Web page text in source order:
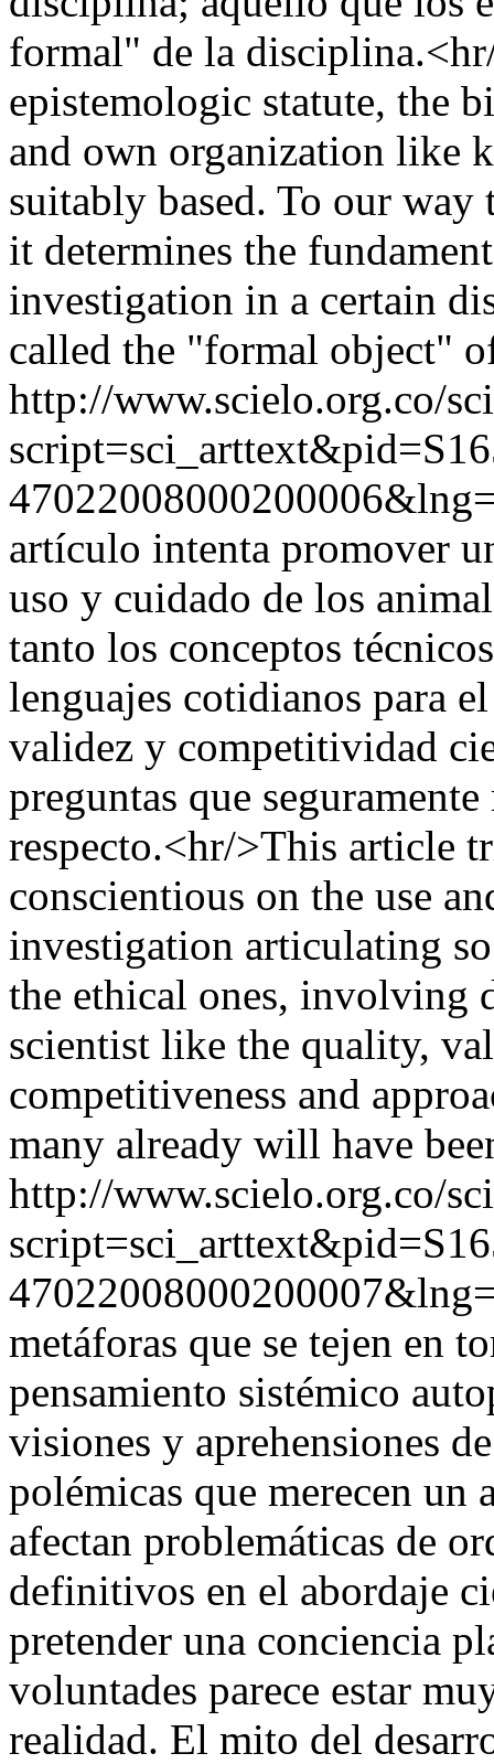
formal" de la
epistemologic statute, the
and own organization like
suitably based. To our
it determines the
investigation in a certain
called the "formal object"
http://www.scielo.org.co/
artículo intenta promover
uso y cuidado de los
tanto los conceptos
lenguajes cotidianos para
validez y competitividad
preguntas que
respecto.<hr/>This article
conscientious on the use
investigation articulating
the ethical ones, involving
scientist like the quality,
competitiveness and
many already will have
http://www.scielo.org.co/
metáforas que se tejen en
pensamiento sistémico
visiones y aprehensiones
polémicas que merecen
afectan problemáticas de
definitivos en el abordaje
pretender una conciencia
voluntades parece estar
realidad. El mito del